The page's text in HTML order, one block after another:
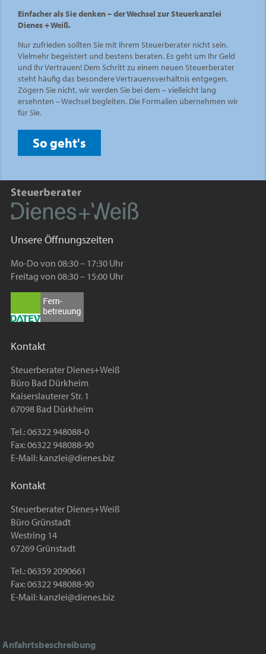
Einfacher als Sie denken – der Wechsel zur Steuerkanzlei
Dienes + Weiß.
Nur zufrieden sollten Sie mit Ihrem Steuerberater nicht sein.
Vielmehr begeistert und bestens beraten. Es geht um Ihr Geld
und Ihr Vertrauen! Dem Schritt zu einem neuen Steuerberater
steht häufig das besondere Vertrauensverhältnis entgegen.
Zögern Sie nicht, wir werden Sie bei dem – vielleicht lang
ersehnten – Wechsel begleiten. Die Formalien übernehmen wir
für Sie.
So geht's
Unsere Öffnungszeiten
Mo-Do von 08:30 – 17:30 Uhr
Freitag von 08:30 – 15:00 Uhr
Kontakt
Steuerberater Dienes+Weiß
Büro Bad Dürkheim
Kaiserslauterer Str. 1
67098 Bad Dürkheim
Tel.: 06322 948088-0
Fax: 06322 948088-90
E-Mail: kanzlei@dienes.biz
Kontakt
Steuerberater Dienes+Weiß
Büro Grünstadt
Westring 14
67269 Grünstadt
Tel.: 06359 2090661
Fax: 06322 948088-90
E-Mail: kanzlei@dienes.biz
Anfahrtsbeschreibung